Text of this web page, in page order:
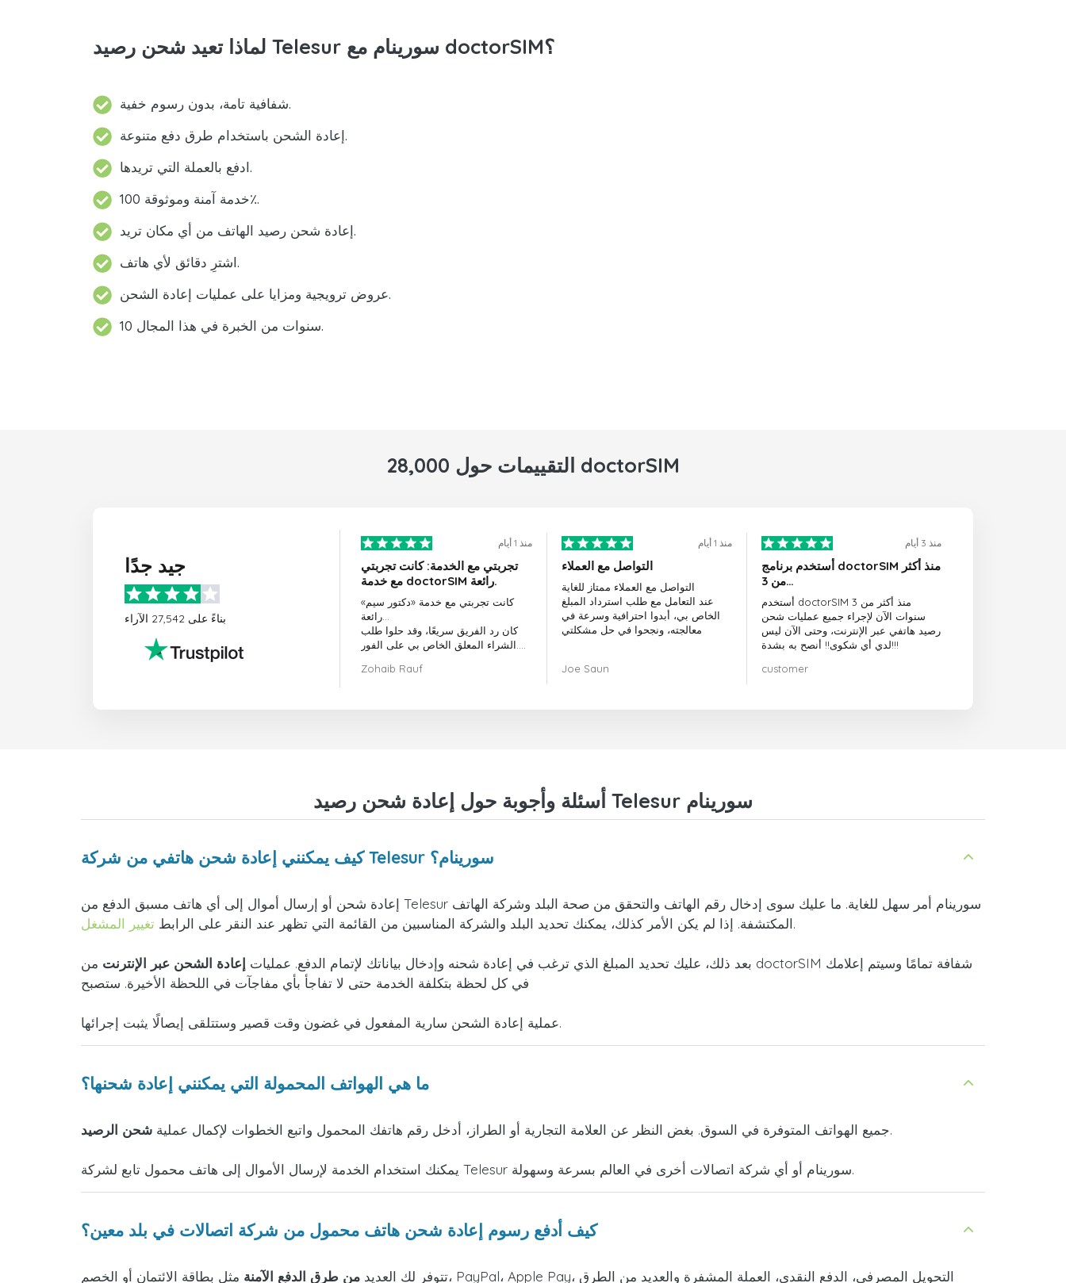
لماذا تعيد شحن رصيد Telesur سورينام مع doctorSIM؟
شفافية تامة، بدون رسوم خفية.
إعادة الشحن باستخدام طرق دفع متنوعة.
ادفع بالعملة التي تريدها.
خدمة آمنة وموثوقة 100٪.
إعادة شحن رصيد الهاتف من أي مكان تريد.
اشترِ دقائق لأي هاتف.
عروض ترويجية ومزايا على عمليات إعادة الشحن.
10 سنوات من الخبرة في هذا المجال.
28,000 التقييمات حول doctorSIM
جيد جدًا
بناءً على 27,542 الآراء
منذ 1 أيام
تجربتي مع الخدمة: كانت تجربتي
مع خدمة doctorSIM رائعة.
كانت تجربتي مع خدمة «دكتور سيم»
كان رد الفريق سريعًا، وقد حلوا طلب
قرارًا رائعًا.
Zohaib Rauf
منذ 1 أيام
التواصل مع العملاء
التواصل مع العملاء ممتاز للغاية
عند التعامل مع طلب استرداد المبلغ
الخاص بي، أبدوا احترافية وسرعة في
معالجته، ونجحوا في حل مشكلتي
Joe Saun
منذ 3 أيام
أستخدم برنامج doctorSIM منذ أكثر
من 3…
أستخدم doctorSIM منذ أكثر من 3
سنوات الآن لإجراء جميع عمليات شحن
رصيد هاتفي عبر الإنترنت، وحتى الآن ليس
لدي أي شكوى!! أنصح به بشدة!!!
customer
أسئلة وأجوبة حول إعادة شحن رصيد Telesur سورينام
كيف يمكنني إعادة شحن هاتفي من شركة Telesur سورينام؟
إعادة شحن أو إرسال أموال إلى أي هاتف مسبق الدفع من Telesur سورينام أمر سهل للغاية. ما عليك سوى إدخال رقم الهاتف والتحقق من صحة البلد وشركة الهاتف
المكتشفة. إذا لم يكن الأمر كذلك، يمكنك تحديد البلد والشركة المناسبين من القائمة التي تظهر عند النقر على الرابط تغيير المشغل .
بعد ذلك، عليك تحديد المبلغ الذي ترغب في إعادة شحنه وإدخال بياناتك لإتمام الدفع. عمليات إعادة الشحن عبر الإنترنت من doctorSIM شفافة تمامًا وسيتم إعلامك
في كل لحظة بتكلفة الخدمة حتى لا تفاجأ بأي مفاجآت في اللحظة الأخيرة. ستصبح
عملية إعادة الشحن سارية المفعول في غضون وقت قصير وستتلقى إيصالًا يثبت إجرائها.
ما هي الهواتف المحمولة التي يمكنني إعادة شحنها؟
جميع الهواتف المتوفرة في السوق. بغض النظر عن العلامة التجارية أو الطراز، أدخل رقم هاتفك المحمول واتبع الخطوات لإكمال عملية شحن الرصيد .
يمكنك استخدام الخدمة لإرسال الأموال إلى هاتف محمول تابع لشركة Telesur سورينام أو أي شركة اتصالات أخرى في العالم بسرعة وسهولة.
كيف أدفع رسوم إعادة شحن هاتف محمول من شركة اتصالات في بلد معين؟
تتوفر لك العديد من طرق الدفع الآمنة مثل بطاقة الائتمان أو الخصم، PayPal، Apple Pay، التحويل المصرفي، الدفع النقدي، العملة المشفرة والعديد من الطرق